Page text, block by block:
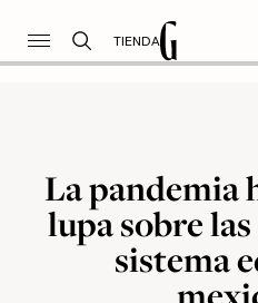
TIENDA
La pandemia
lupa sobre
sistema